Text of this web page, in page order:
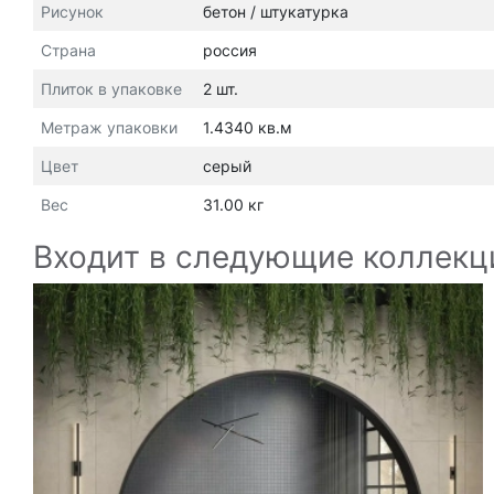
Рисунок бетон / штукатурка
Страна россия
Плиток в упаковке 2 шт.
Метраж упаковки 1.4340 кв.м
Цвет серый
Вес 31.00 кг
Входит в следующие